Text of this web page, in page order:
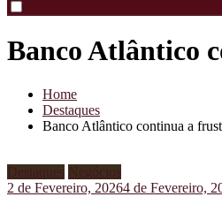
Banco Atlântico
Home
Destaques
Banco Atlântico continua a
Destaques Negócios
2 de Fevereiro, 20264 de Fevereiro,